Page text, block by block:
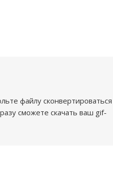
файлу сконвертироваться
сможете скачать ваш gif-